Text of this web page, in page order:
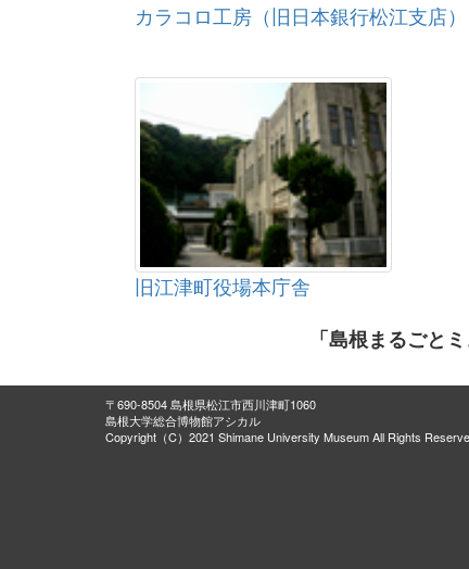
カラコロ工房（旧日本銀行松江支店）
旧江津町役場本庁舎
「島根まるごと
〒690-8504 島根県松江市西川津町1060
島根大学総合博物館アシカル
Copyright（C）2021 Shimane University Museum All Rights